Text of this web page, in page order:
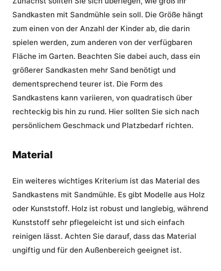
Sandkasten mit Sandmühle sein soll. Die Größe hängt
zum einen von der Anzahl der Kinder ab, die darin
spielen werden, zum anderen von der verfügbaren
Fläche im Garten. Beachten Sie dabei auch, dass ein
größerer Sandkasten mehr Sand benötigt und
dementsprechend teurer ist. Die Form des
Sandkastens kann variieren, von quadratisch über
rechteckig bis hin zu rund. Hier sollten Sie sich nach
persönlichem Geschmack und Platzbedarf richten.
Material
Ein weiteres wichtiges Kriterium ist das Material des
Sandkastens mit Sandmühle. Es gibt Modelle aus Holz
oder Kunststoff. Holz ist robust und langlebig, während
Kunststoff sehr pflegeleicht ist und sich einfach
reinigen lässt. Achten Sie darauf, dass das Material
ungiftig und für den Außenbereich geeignet ist.